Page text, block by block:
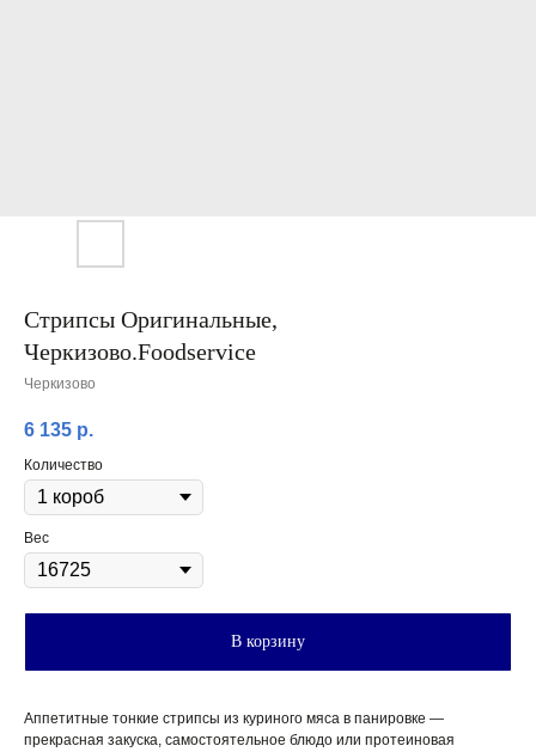
Стрипсы Оригинальные,
Черкизово.Foodservice
Черкизово
6 135 р.
Количество
Вес
В корзину
Аппетитные тонкие стрипсы из куриного мяса в панировке —
прекрасная закуска, самостоятельное блюдо или протеиновая
КАК ОФОРМИТЬ ЗАКАЗ?